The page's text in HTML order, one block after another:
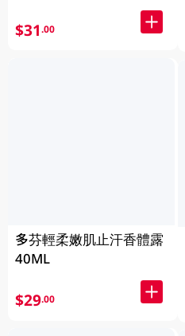
$31.00
多芬輕柔嫩肌止汗香體露
40ML
$29.00